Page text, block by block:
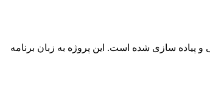
سازی شده است. این پروژه به زبان برنامه